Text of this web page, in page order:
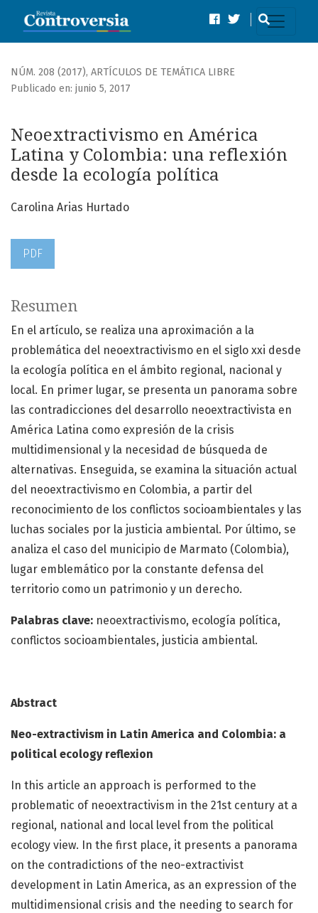
Neoextractivismo en América Latina y Colombia: una
NÚM. 208 (2017), ARTÍCULOS DE TEMÁTICA LIBRE
Neoextractivismo en América
Latina y Colombia: una reflexión
desde la ecología política
Publicado en: junio 5, 2017
Carolina Arias Hurtado
PDF
Resumen
En el artículo, se realiza una aproximación a la
problemática del neoextractivismo en el siglo xxi desde
la ecología política en el ámbito regional, nacional y
local. En primer lugar, se presenta un panorama sobre
las contradicciones del desarrollo neoextractivista en
América Latina como expresión de la crisis
multidimensional y la necesidad de búsqueda de
alternativas. Enseguida, se examina la situación actual
del neoextractivismo en Colombia, a partir del
reconocimiento de los conflictos socioambientales y las
luchas sociales por la justicia ambiental. Por último, se
analiza el caso del municipio de Marmato (Colombia),
lugar emblemático por la constante defensa del
territorio como un patrimonio y un derecho.
Palabras clave: neoextractivismo, ecología política,
conflictos socioambientales, justicia ambiental.
Abstract
Neo-extractivism in Latin America and Colombia: a
political ecology reflexion
In this article an approach is performed to the
problematic of neoextractivism in the 21st century at a
regional, national and local level from the political
ecology view. In the first place, it presents a panorama
on the contradictions of the neo-extractivist
development in Latin America, as an expression of the
multidimensional crisis and the needing to search for